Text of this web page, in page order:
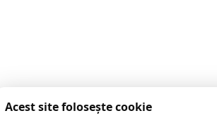
Acest site folosește cookie